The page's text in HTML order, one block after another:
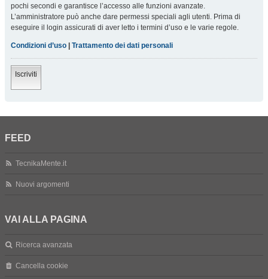
pochi secondi e garantisce l’accesso alle funzioni avanzate.
L’amministratore può anche dare permessi speciali agli utenti. Prima di
eseguire il login assicurati di aver letto i termini d’uso e le varie regole.
Condizioni d’uso Trattamento dei dati personali
Iscriviti
FEED
TecnikaMente.it
Nuovi argomenti
VAI ALLA PAGINA
Ricerca avanzata
Cancella cookie